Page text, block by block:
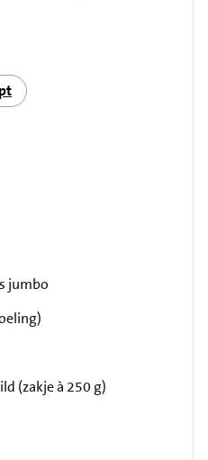
jumbo
(zakje à 250 g)